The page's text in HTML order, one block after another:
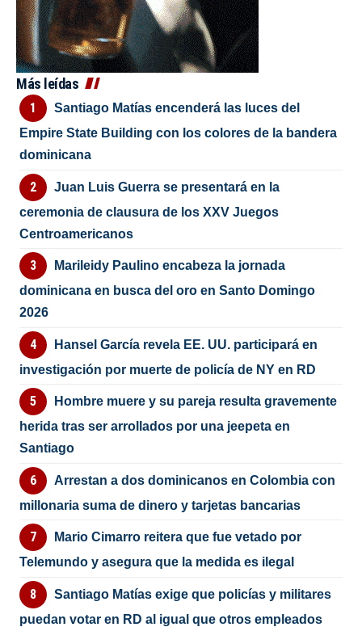
Más leídas
Santiago Matías encenderá las luces del
Empire State Building con los colores de la bandera
dominicana
Juan Luis Guerra se presentará en la
ceremonia de clausura de los XXV Juegos
Centroamericanos
Marileidy Paulino encabeza la jornada
dominicana en busca del oro en Santo Domingo
2026
Hansel García revela EE. UU. participará en
investigación por muerte de policía de NY en RD
Hombre muere y su pareja resulta gravemente
herida tras ser arrollados por una jeepeta en
Santiago
Arrestan a dos dominicanos en Colombia con
millonaria suma de dinero y tarjetas bancarias
Mario Cimarro reitera que fue vetado por
Telemundo y asegura que la medida es ilegal
Santiago Matías exige que policías y militares
puedan votar en RD al igual que otros empleados